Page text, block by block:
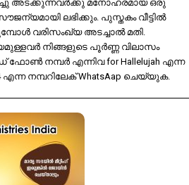
അടക്കുന്നവർക്കു മനോഹരമായ ഒരു
ലഭിക്കും. പുസ്തകം വീട്ടിൽ
വരിസംഖ്യ അടച്ചാൽ മതി.
നിങ്ങളുടെ പൂർണ്ണ വിലാസം
നമ്പർ എന്നിവ for Hallelujah എന്ന
എന്ന നമ്പറിലേക് WhatsAap ചെയ്യുക.